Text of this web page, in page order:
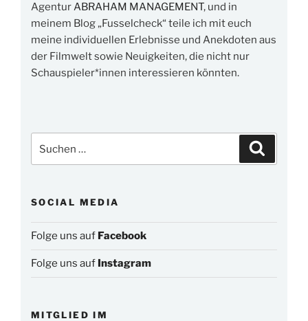
AgenturABRAHAM MANAGEMENT, und in
meinem Blog „Fusselcheck“ teile ich mit euch
meine individuellen Erlebnisse und Anekdoten aus
der Filmwelt sowie Neuigkeiten, die nicht nur
Schauspieler*innen interessieren könnten.
nach:
SOCIAL MEDIA
Folge uns auf Facebook
Folge uns auf Instagram
MITGLIED IM